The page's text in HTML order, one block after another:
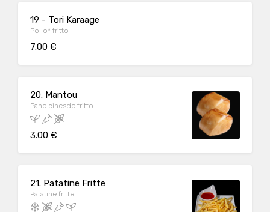
19 - Tori Karaage
Pollo* fritto
7.00 €
20. Mantou
Pane cinesde fritto
3.00 €
21. Patatine Fritte
Patatine fritte